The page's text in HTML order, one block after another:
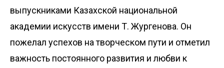
выпускниками Казахской национальной
академии искусств имени Т. Жургенова. Он
пожелал успехов на творческом пути и отметил
важность постоянного развития и любви к